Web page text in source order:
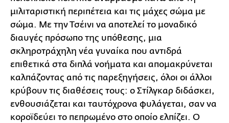
μιλιταριστική περιπέτεια και τις μάχες σώμα με
σώμα. Με την Τσέινι να αποτελεί το μοναδικό
διαυγές πρόσωπο της υπόθεσης, μια
σκληροτράχηλη νέα γυναίκα που αντιδρά
επιθετικά στα διπλά νοήματα και απομακρύνεται
καλπάζοντας από τις παρεξηγήσεις, όλοι οι άλλοι
κρύβουν τις διαθέσεις τους: ο Στίλγκαρ διδάσκει,
ενθουσιάζεται και ταυτόχρονα φυλάγεται, σαν να
κοροϊδεύει το πεπρωμένο στο οποίο ελπίζει. Ο